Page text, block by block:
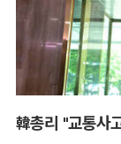
韓총리 "교통사